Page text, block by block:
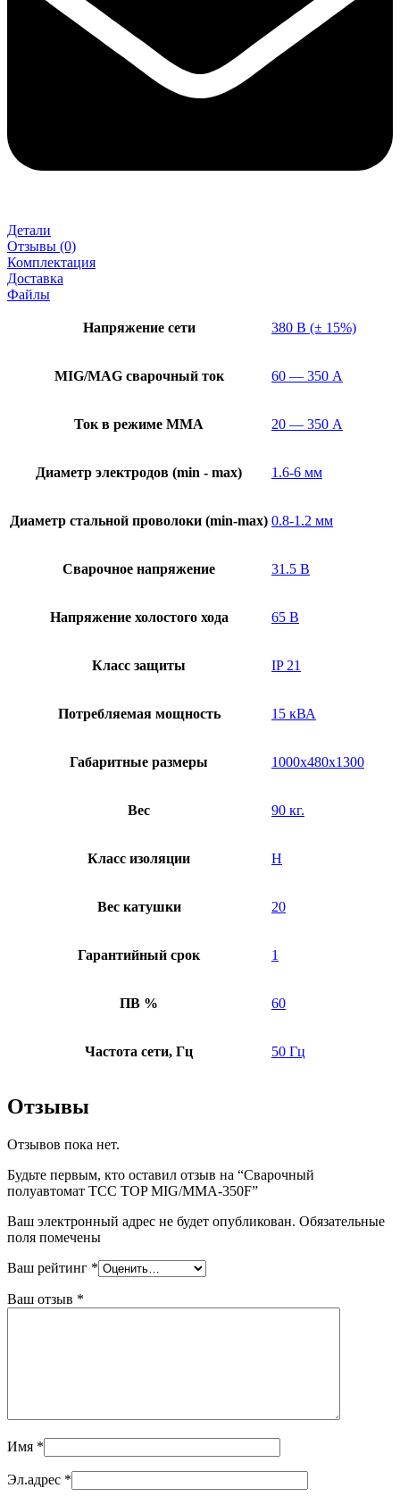
Детали
Отзывы (0)
Комплектация
Доставка
Файлы
Напряжение сети 380 В (± 15%)
MIG/MAG cварочный ток 60 — 350 А
Ток в режиме ММА 20 — 350 А
Диаметр электродов (min - max) 1.6-6 мм
Диаметр стальной проволоки (min-max) 0.8-1.2 мм
Сварочное напряжение 31.5 В
Напряжение холостого хода 65 В
Класс защиты IP 21
Потребляемая мощность 15 кВА
Габаритные размеры 1000х480х1300
Вес 90 кг.
Класс изоляции H
Вес катушки 20
Гарантийный срок 1
ПВ % 60
Частота сети, Гц 50 Гц
Отзывы
Отзывов пока нет.
Будьте первым, кто оставил отзыв на “Сварочный
полуавтомат ТСС TOP MIG/MMA-350F”
Ваш электронный адрес не будет опубликован. Обязательные
поля помечены
Ваш рейтинг *
Ваш отзыв *
Имя *
Эл.адрес *